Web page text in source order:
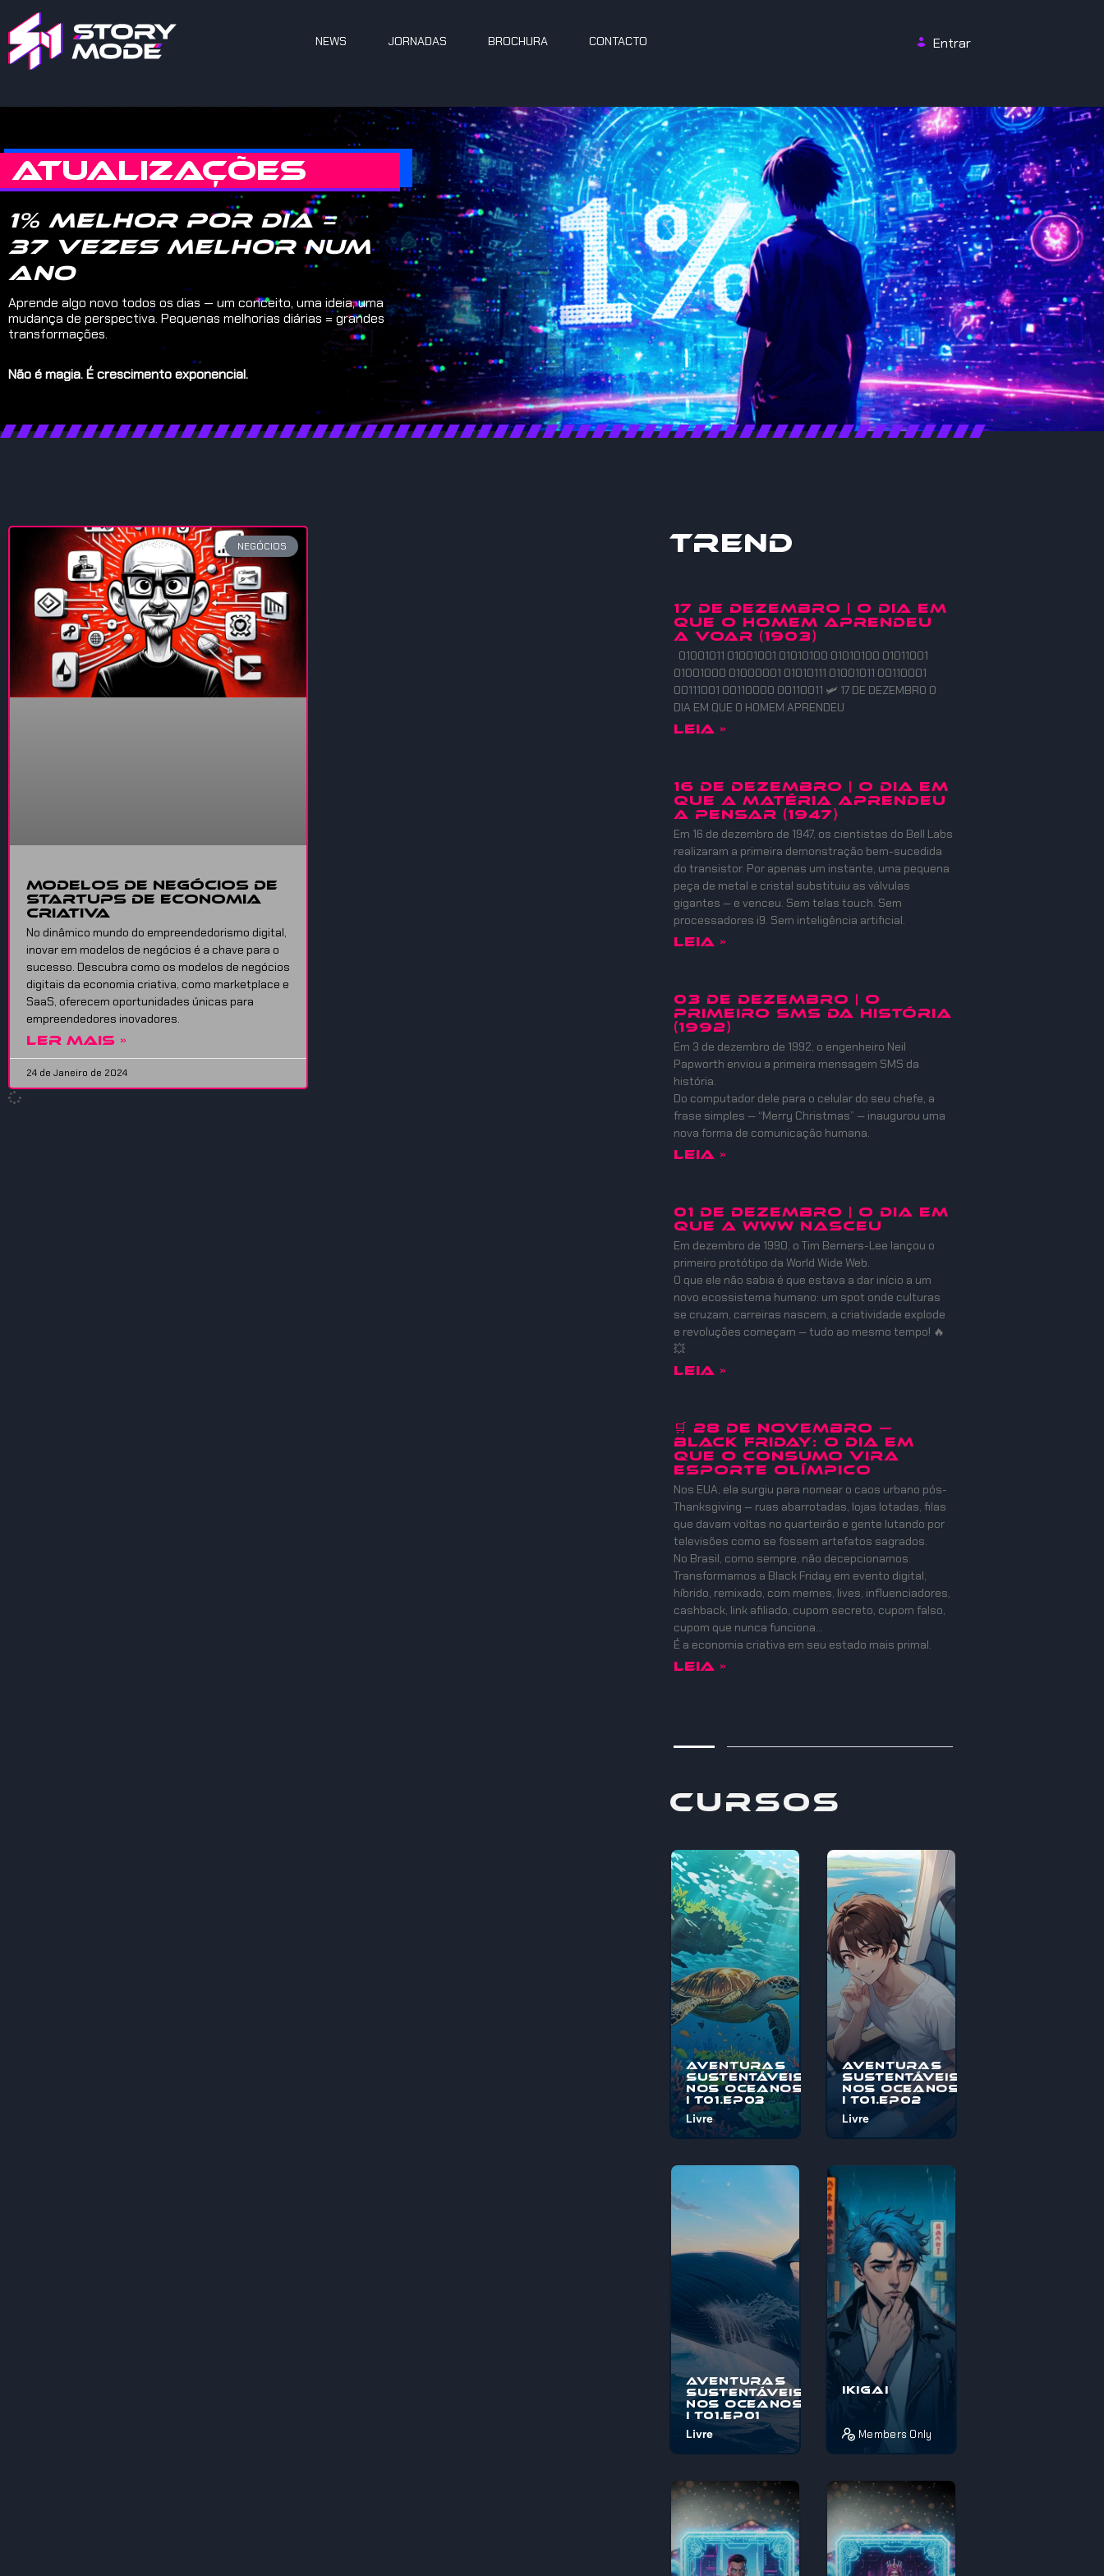
NEWS JORNADAS BROCHURA CONTACTO Entrar
ATUALIZAÇÕES
1% melhor por dia =
37 vezes melhor num
ano
Aprende algo novo todos os dias — um conceito, uma ideia, uma
mudança de perspectiva. Pequenas melhorias diárias = grandes
transformações.
Não é magia. É crescimento exponencial.
NEGÓCIOS
Modelos de Negócios de
Startups de Economia
Criativa
No dinâmico mundo do empreendedorismo digital,
inovar em modelos de negócios é a chave para o
sucesso. Descubra como os modelos de negócios
digitais da economia criativa, como marketplace e
SaaS, oferecem oportunidades únicas para
empreendedores inovadores.
LER MAIS »
24 de Janeiro de 2024
Trend
17 DE DEZEMBRO | O DIA EM
QUE O HOMEM APRENDEU
A VOAR (1903)
01001011 01001001 01010100 01010100 01011001
01001000 01000001 01010111 01001011 00110001
00111001 00110000 00110011 🛩️ 17 DE DEZEMBRO O
DIA EM QUE O HOMEM APRENDEU
Leia »
16 DE DEZEMBRO | O DIA EM
QUE A MATÉRIA APRENDEU
A PENSAR (1947)
Em 16 de dezembro de 1947, os cientistas do Bell Labs
realizaram a primeira demonstração bem-sucedida
do transistor. Por apenas um instante, uma pequena
peça de metal e cristal substituiu as válvulas
gigantes — e venceu. Sem telas touch. Sem
processadores i9. Sem inteligência artificial.
Leia »
03 DE DEZEMBRO | O
PRIMEIRO SMS DA HISTÓRIA
(1992)
Em 3 de dezembro de 1992, o engenheiro Neil
Papworth enviou a primeira mensagem SMS da
história.
Do computador dele para o celular do seu chefe, a
frase simples — “Merry Christmas” — inaugurou uma
nova forma de comunicação humana.
Leia »
01 DE DEZEMBRO | O DIA EM
QUE A WWW NASCEU
Em dezembro de 1990, o Tim Berners-Lee lançou o
primeiro protótipo da World Wide Web.
O que ele não sabia é que estava a dar início a um
novo ecossistema humano: um spot onde culturas
se cruzam, carreiras nascem, a criatividade explode
e revoluções começam — tudo ao mesmo tempo! 🔥
💥
Leia »
🛒 28 de Novembro —
Black Friday: O Dia em
que o Consumo Vira
Esporte Olímpico
Nos EUA, ela surgiu para nomear o caos urbano pós-
Thanksgiving — ruas abarrotadas, lojas lotadas, filas
que davam voltas no quarteirão e gente lutando por
televisões como se fossem artefatos sagrados.
No Brasil, como sempre, não decepcionamos.
Transformamos a Black Friday em evento digital,
híbrido, remixado, com memes, lives, influenciadores,
cashback, link afiliado, cupom secreto, cupom falso,
cupom que nunca funciona…
É a economia criativa em seu estado mais primal.
Leia »
Cursos
Aventuras
Sustentáveis
nos Oceanos
I T01.EP03
Livre
Bem-vindo à
Sustentáveis nos
Oceanos", uma
pelos mistérios e
maravi...
Aventuras
Sustentáveis
nos Oceanos
I T01.EP02
Livre
Bem-vindo à
Sustentáveis nos
jornada épica
pelos mistérios e
maravi...
Aventuras
Sustentáveis
nos Oceanos
I T01.EP01
Livre
Bem-vindo à
Sustentáveis nos
Oceanos", uma
jornada épica
pelos mistérios e
maravi...
Ikigai
Members Only
Pois é! Se estás
perdido sobre o
que fazer da vida
ou não sabes
como aproveita...